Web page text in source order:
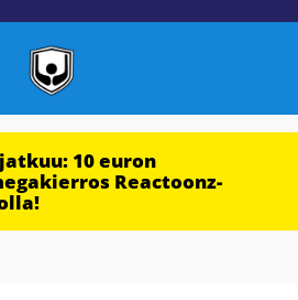
10 euron
Reactoonz-